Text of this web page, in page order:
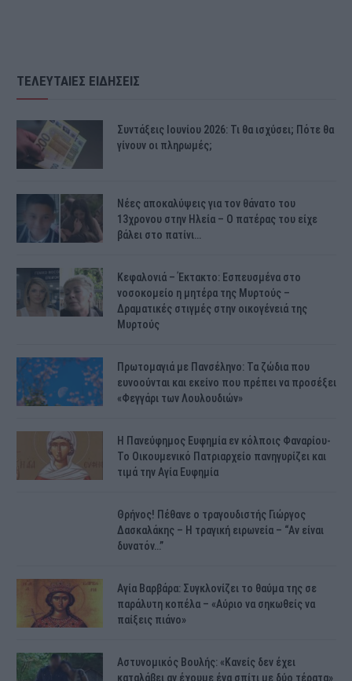
ΤΕΛΕΥΤΑΙΕΣ ΕΙΔΗΣΕΙΣ
Συντάξεις Ιουνίου 2026: Τι θα ισχύσει; Πότε θα
γίνουν οι πληρωμές;
Νέες αποκαλύψεις για τον θάνατο του
13χρονου στην Ηλεία – Ο πατέρας του είχε
βάλει στο πατίνι…
Κεφαλονιά – Έκτακτο: Εσπευσμένα στο
νοσοκομείο η μητέρα της Μυρτούς –
Δραματικές στιγμές στην οικογένειά της
Μυρτούς
Πρωτομαγιά με Πανσέληνο: Τα ζώδια που
ευνοούνται και εκείνο που πρέπει να προσέξει
«Φεγγάρι των Λουλουδιών»
H Πανεύφημος Ευφημία εν κόλποις Φαναρίου-
Το Οικουμενικό Πατριαρχείο πανηγυρίζει και
τιμά την Αγία Ευφημία
Θρήνος! Πέθανε ο τραγουδιστής Γιώργος
Δασκαλάκης – Η τραγική ειρωνεία – “Αν είναι
δυνατόν…”
Αγία Βαρβάρα: Συγκλονίζει το θαύμα της σε
παράλυτη κοπέλα – «Αύριο να σηκωθείς να
παίξεις πιάνο»
Αστυνομικός Bουλής: «Κανείς δεν έχει
καταλάβει αν έχουμε ένα σπίτι με δύο τέρατα»